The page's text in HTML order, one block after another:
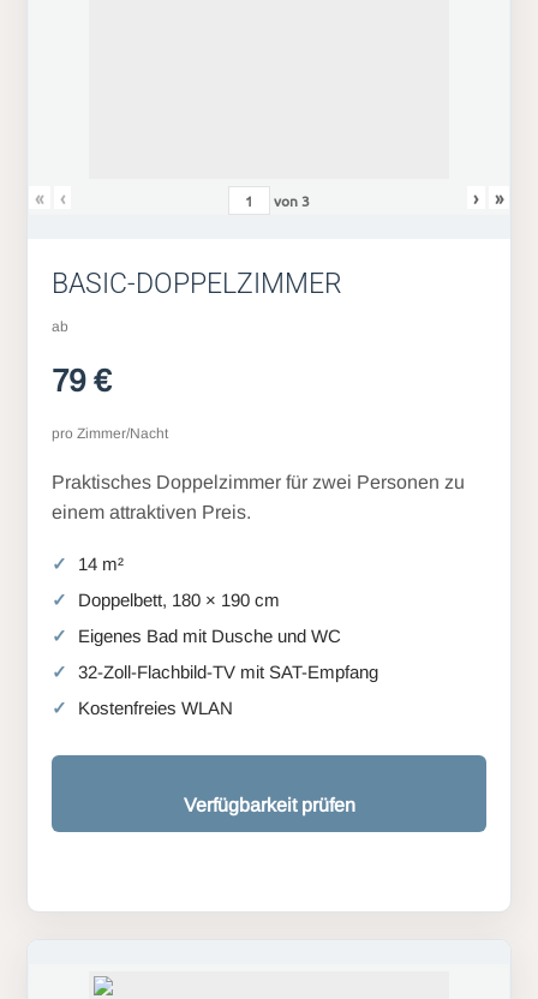
« ‹ von3 › »
BASIC-DOPPELZIMMER
ab
79 €
pro Zimmer/Nacht
Praktisches Doppelzimmer für zwei Personen zu
einem attraktiven Preis.
14 m²
Doppelbett, 180 × 190 cm
Eigenes Bad mit Dusche und WC
32-Zoll-Flachbild-TV mit SAT-Empfang
Kostenfreies WLAN
Verfügbarkeit prüfen